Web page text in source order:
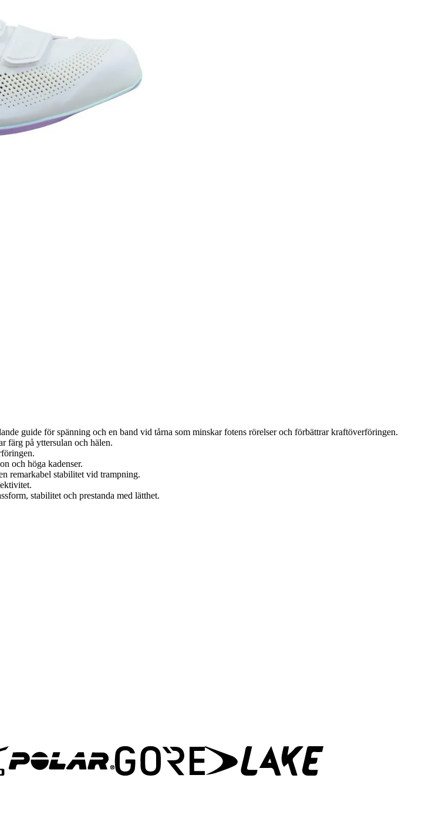
guide för spänning och en band vid tårna som minskar fotens rörelser och förbättrar kraftöverföringen.
färg på yttersulan och hälen.
och höga kadenser.
remarkabel stabilitet vid trampning.
stabilitet och prestanda med lätthet.